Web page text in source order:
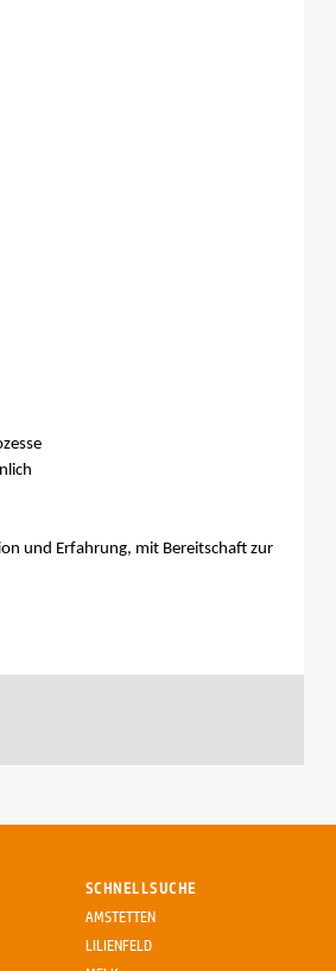
und Erfahrung, mit Bereitschaft zur
SCHNELLSUCHE
AMSTETTEN
LILIENFELD